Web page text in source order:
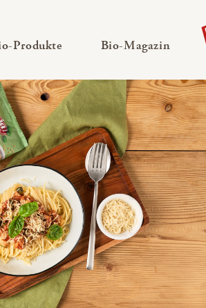
ausklappen
Produkte— Untermenü ausklappen
Bio-Magazin —